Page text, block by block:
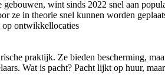
gebouwen, wint sinds 2022 snel aan
ze in theorie snel kunnen worden
op ontwikkellocaties
praktijk. Ze bieden bescherming,
Wat is pacht? Pacht lijkt op huur,